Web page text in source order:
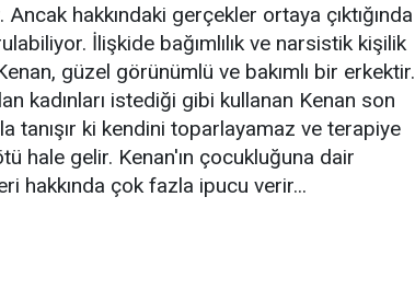
hakkındaki gerçekler ortaya çıktığında
İlişkide bağımlılık ve narsistik kişilik
güzel görünümlü ve bakımlı bir erkektir.
kadınları istediği gibi kullanan Kenan son
tanışır ki kendini toparlayamaz ve terapiye
hale gelir. Kenan'ın çocukluğuna dair
hakkında çok fazla ipucu verir...